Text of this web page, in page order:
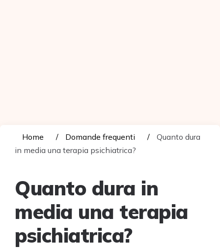
Home Domande frequenti
Quanto dura
in media una terapia psichiatrica?
Quanto dura in
media una terapia
psichiatrica?